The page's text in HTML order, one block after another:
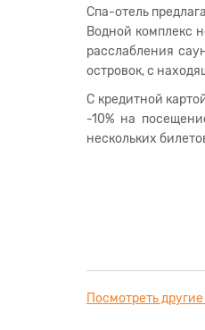
Спа-отель
Водной комплекс
расслабления
островок, с
С кредитной
-10% на
нескольких
Посмотреть